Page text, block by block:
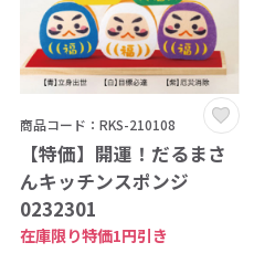
商品コード：RKS-210108
【特価】開運！だるまさ
んキッチンスポンジ
0232301
在庫限り特価1円引き